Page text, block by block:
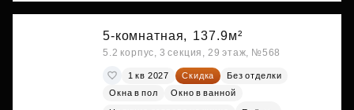
5-комнатная, 137.9м²
5.2 корпус, 3 секция, 29 этаж, №568
1 кв 2027 Скидка
Без отделки
Окна в пол
Окно в ванной